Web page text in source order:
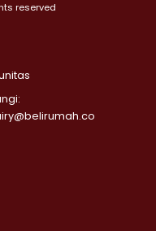
reserved